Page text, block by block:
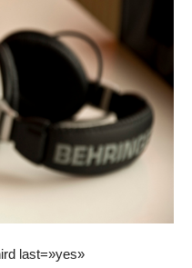
last=»yes»